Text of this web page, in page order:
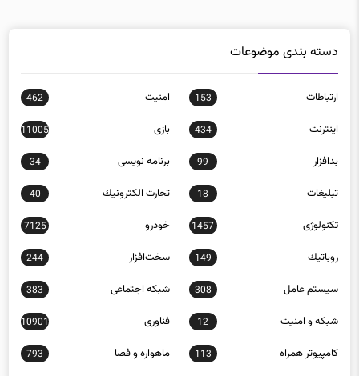
دسته بندی موضوعات
ارتباطات 153 امنيت 462
اينترنت 434 بازی 11005
بدافزار 99 برنامه نويسی 34
تبلیغات 18 تجارت الكترونيك 40
تکنولوژی 1457 خودرو 7125
روباتيك 149 سخت‌افزار 244
سيستم عامل 308 شبكه اجتماعی 383
شبكه و امنيت 12 فناوری 10901
كامپيوتر همراه 113 ماهواره و فضا 793